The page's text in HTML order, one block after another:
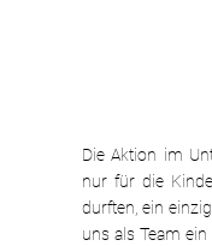
Die Aktion im
nur für die
durften, ein
uns als Team